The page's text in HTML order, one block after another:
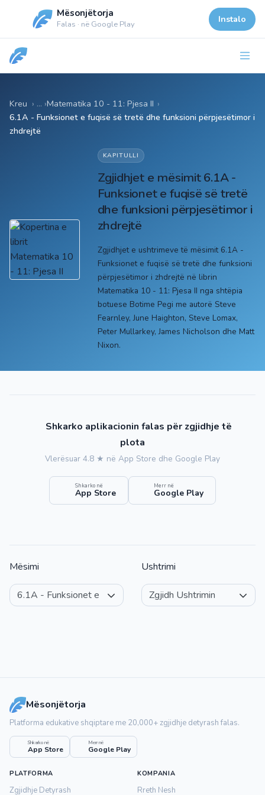
Mësonjëtorja
Falas · në Google Play Instalo
Kreu Matematika 10 - 11: Pjesa II ›
6.1A - Funksionet e fuqisë së tretë dhe funksioni përpjesëtimor i
zhdrejtë
KAPITULLI
Zgjidhjet e mësimit 6.1A -
Funksionet e fuqisë së tretë
dhe funksioni përpjesëtimor i
zhdrejtë
Zgjidhjet e ushtrimeve të mësimit 6.1A -
Funksionet e fuqisë së tretë dhe funksioni
përpjesëtimor i zhdrejtë në librin
Matematika 10 - 11: Pjesa II nga shtëpia
botuese Botime Pegi me autorë Steve
Fearnley, June Haighton, Steve Lomax,
Peter Mullarkey, James Nicholson dhe Matt
Nixon.
Shkarko aplikacionin falas për zgjidhje të
plota
Vlerësuar 4.8 ★ në App Store dhe Google Play
Shkarko në
App Store
Merr në
Google Play
Mësimi Ushtrimi
Mësonjëtorja
Platforma edukative shqiptare me 20,000+ zgjidhje detyrash falas.
Shkarko në
App Store
Merr në
Google Play
PLATFORMA
Zgjidhje Detyrash
KOMPANIA
Rreth Nesh